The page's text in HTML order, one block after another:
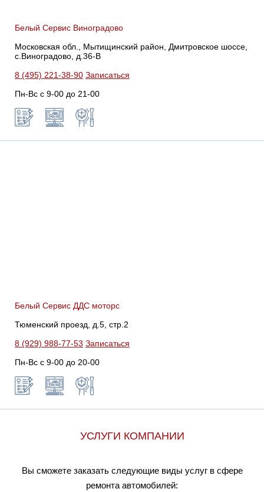
Белый Сервис Виноградово
Московская обл., Мытищинский район, Дмитровское шоссе,
с.Виноградово, д.36-В
8 (495) 221-38-90 Записаться
Пн-Вс с 9-00 до 21-00
Белый Сервис ДДС моторс
Тюменский проезд, д.5, стр.2
8 (929) 988-77-53 Записаться
Пн-Вс c 9-00 до 20-00
УСЛУГИ КОМПАНИИ
Вы сможете заказать следующие виды услуг в сфере
ремонта автомобилей: